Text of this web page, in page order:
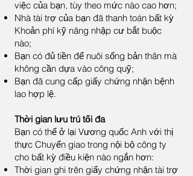
việc của bạn, tùy theo mức nào cao hơn;
Nhà tài trợ của bạn đã thanh toán bất kỳ
Khoản phí kỹ năng nhập cư bắt buộc
nào;
Bạn có đủ tiền để nuôi sống bản thân mà
không cần dựa vào công quỹ;
Bạn đã cung cấp giấy chứng nhận bệnh
lao hợp lệ.
Thời gian lưu trú tối đa
Bạn có thể ở lại Vương quốc Anh với thị
thực Chuyển giao trong nội bộ công ty
cho bất kỳ điều kiện nào ngắn hơn:
Thời gian ghi trên giấy chứng nhận tài trợ